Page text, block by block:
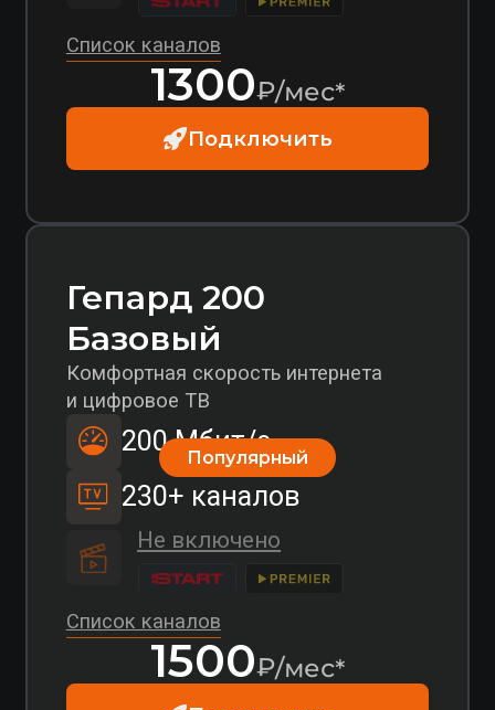
Список каналов
1500₽/мес*
Подключить
точки подключения оператора
Гепард 100
Оптимальная скорость интернета
100 Мбит/с
Не включено
1100₽/мес*